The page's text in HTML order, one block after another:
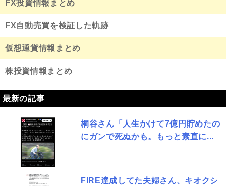
FX投資情報まとめ
FX自動売買を検証した軌跡
仮想通貨情報まとめ
株投資情報まとめ
最新の記事
桐谷さん「人生かけて7億円貯めたの
にガンで死ぬかも。もっと素直に...
FIRE達成してた夫婦さん、キオクシ